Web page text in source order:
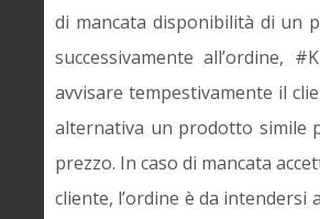
di mancata disponibilità di un
successivamente all’ordine,
avvisare tempestivamente il
alternativa un prodotto simile
prezzo. In caso di mancata
cliente, l’ordine è da intendersi